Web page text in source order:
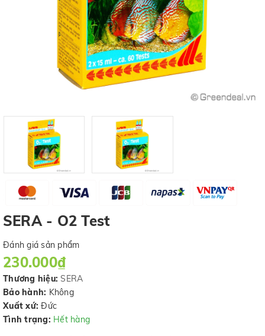
SERA - O2 Test
Đánh giá sản phẩm
230.000₫
Thương hiệu: SERA
Bảo hành: Không
Xuất xứ: Đức
Tình trạng: Hết hàng